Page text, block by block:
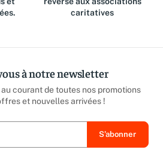
caritatives
à notre newsletter
courant de toutes nos promotions
et nouvelles arrivées !